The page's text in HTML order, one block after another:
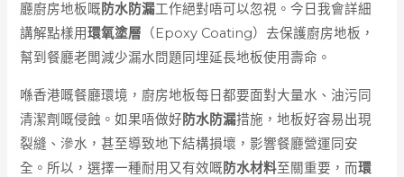
廳廚房地板嘅防水防漏工作絕對唔可以忽視。今日我會詳細
講解點樣用環氧塗層 （Epoxy Coating）去保護廚房地板，
幫到餐廳老闆減少漏水問題同埋延長地板使用壽命。
喺香港嘅餐廳環境，廚房地板每日都要面對大量水、油污同
清潔劑嘅侵蝕。如果唔做好防水防漏措施，地板好容易出現
裂縫、滲水，甚至導致地下結構損壞，影響餐廳營運同安
全。所以，選擇一種耐用又有效嘅防水材料至關重要，而環